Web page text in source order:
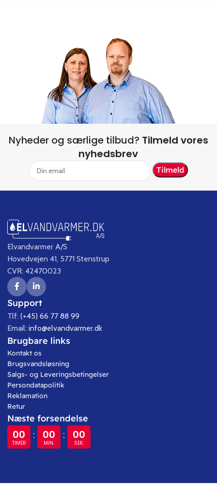
Nyheder og særlige tilbud? Tilmeld vores
nyhedsbrev
Elvandvarmer A/S
Hovedvejen 41, 5771 Stenstrup
CVR: 42470023
Support
Tlf: (+45) 66 77 88 99
Email: info@elvandvarmer.dk
Brugbare links
Kontakt os
Brugsvandsløsning
Salgs- og Leveringsbetingelser
Persondatapolitik
Reklamation
Retur
Næste forsendelse
00
TIMER
: 00
MIN.
: 00
SEK.